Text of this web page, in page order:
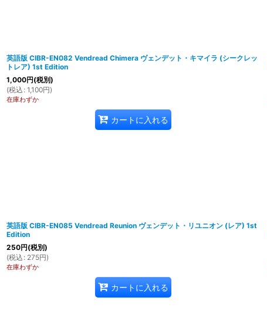
英語版 CIBR-EN082 Vendread Chimera ヴェンデット・キマイラ (シークレッ
トレア) 1st Edition
1,000円(税別)
(税込 : 1,100円)
在庫わずか
カートに入れる
英語版 CIBR-EN085 Vendread Reunion ヴェンデット・リユニオン (レア) 1st
Edition
250円(税別)
(税込 : 275円)
在庫わずか
カートに入れる